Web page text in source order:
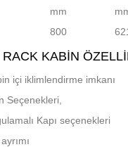
mm
800
KABIN
içi iklimlendirme imkanı
Seçenekleri,
Kapı seçenekleri